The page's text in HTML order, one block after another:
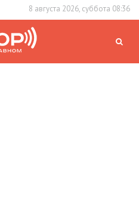
8 августа 2026, суббота 08:36